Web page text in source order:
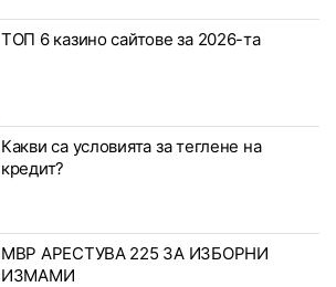
ТОП 6 казино сайтове за 2026-та
Какви са условията за теглене на
кредит?
МВР АРЕСТУВА 225 ЗА ИЗБОРНИ
ИЗМАМИ